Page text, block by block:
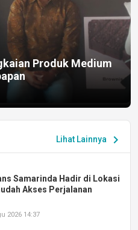
Produk Medium
Lihat Lainnya chevron_right
Samarinda Hadir di Lokasi
Akses Perjalanan
2026 14:37